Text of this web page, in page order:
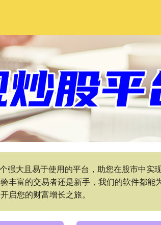
大且易于使用的平台，助您在股市中实
丰富的交易者还是新手，我们的软件都能
启您的财富增长之旅。